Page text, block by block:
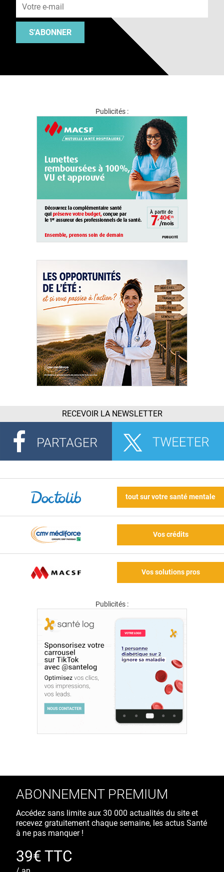
S'ABONNER
Publicités :
RECEVOIR LA NEWSLETTER
tout sur votre santé mentale
Vos crédits
Vos solutions pros
Publicités :
ABONNEMENT PREMIUM
Accédez sans limite aux 30 000 actualités du site et
recevez gratuitement chaque semaine, les actus Santé
à ne pas manquer !
39€ TTC